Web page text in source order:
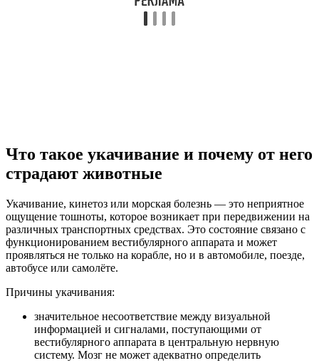
Что такое укачивание и почему от него
страдают животные
Укачивание, кинетоз или морская болезнь — это неприятное
ощущение тошноты, которое возникает при передвижении на
различных транспортных средствах. Это состояние связано с
функционированием вестибулярного аппарата и может
проявляться не только на корабле, но и в автомобиле, поезде,
автобусе или самолёте.
Причины укачивания:
значительное несоответствие между визуальной
информацией и сигналами, поступающими от
вестибулярного аппарата в центральную нервную
систему. Мозг не может адекватно определить